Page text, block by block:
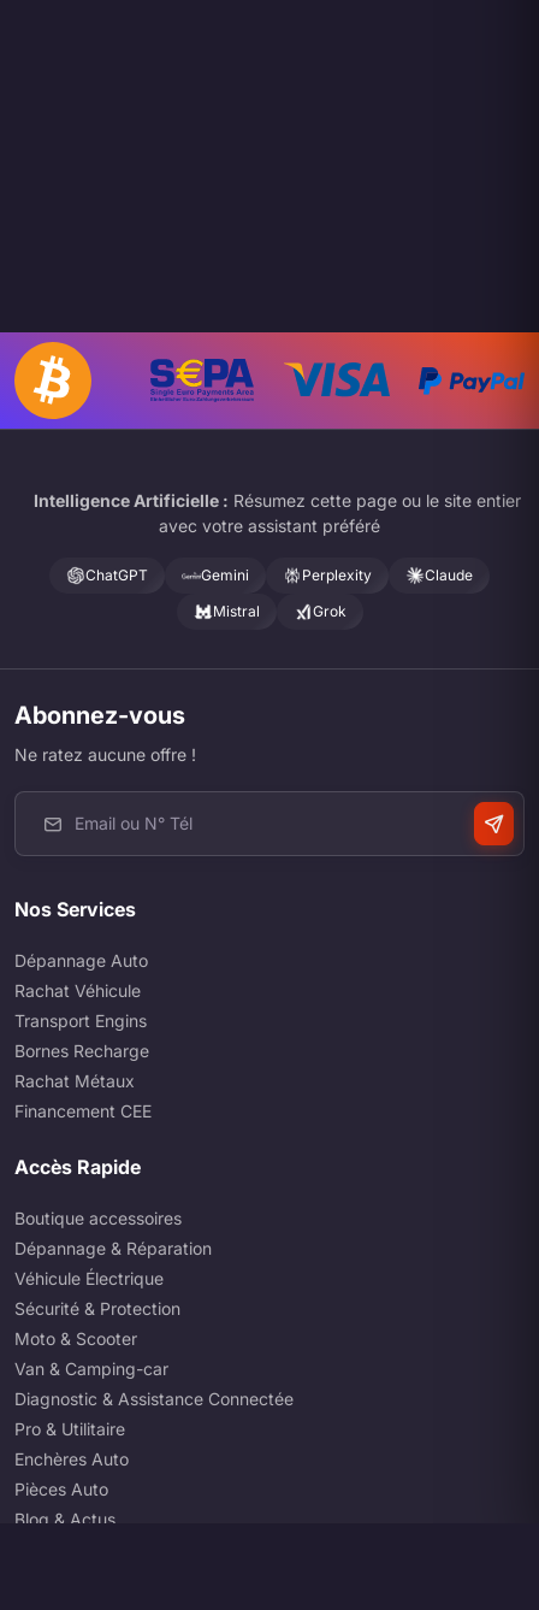
Intelligence Artificielle : Résumez cette page ou le site entier
avec votre assistant préféré
ChatGPT Gemini Perplexity
Claude
Mistral
Grok
Abonnez-vous
Ne ratez aucune offre !
Nos Services
Dépannage Auto
Rachat Véhicule
Transport Engins
Bornes Recharge
Rachat Métaux
Financement CEE
Accès Rapide
Boutique accessoires
Dépannage & Réparation
Véhicule Électrique
Sécurité & Protection
Moto & Scooter
Van & Camping-car
Diagnostic & Assistance Connectée
Pro & Utilitaire
Enchères Auto
Pièces Auto
Blog & Actus